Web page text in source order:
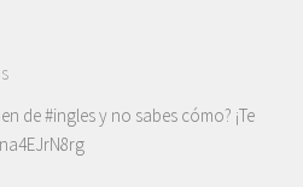
de#inglesy no sabes cómo? ¡Te